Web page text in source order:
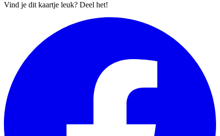
Vind je dit kaartje leuk? Deel het!